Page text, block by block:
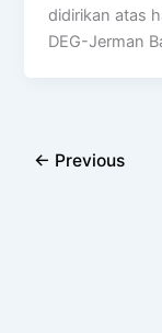
didirikan atas
DEG-Jerman
← Previous